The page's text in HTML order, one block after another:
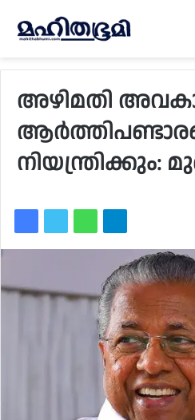
അഴിമതി
നിയന്ത്രിക്കും: